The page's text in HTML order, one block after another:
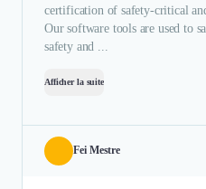
certification of safety-critical
Our software tools are used to
safety and ...
Afficher la suite
Fei Mestre